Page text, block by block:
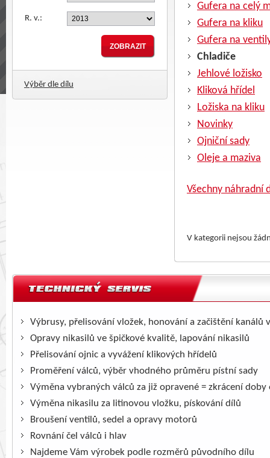
R. v.:
Výběr dle dílu
Gufera na celý
Gufera na kliku
Gufera na
Chladiče
Jehlové ložisko
Kliková hřídel
Ložiska na kliku
Novinky
Ojniční sady
Oleje a maziva
Všechny náhradní
V kategorii nejsou
Výbrusy, přelisování vložek, honování a začištění kanálů
Opravy nikasilů ve špičkové kvalitě, lapování nikasilů
Přelisování ojnic a vyvážení klikových hřídelů
Proměření válců, výběr vhodného průměru pístní sady
Výměna vybraných válců za již opravené = zkrácení doby
Výměna nikasilu za litinovou vložku, pískování dílů
Broušení ventilů, sedel a opravy motorů
Rovnání čel válců i hlav
Najdeme Vám výrobek podle rozměrů původního dílu